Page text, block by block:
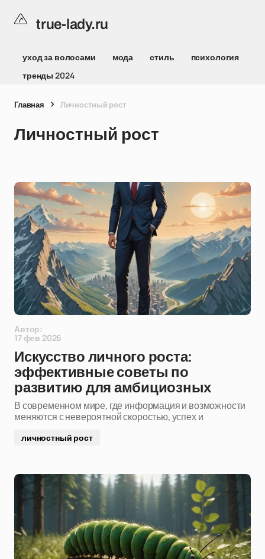
true-lady.ru
уход за волосами мода стиль
психология
тренды 2024
Главная Личностный рост
Личностный рост
Автор:
17 фев 2026
Искусство личного роста:
эффективные советы по
развитию для амбициозных
В современном мире, где информация и возможности
меняются с невероятной скоростью, успех и
личностный рост